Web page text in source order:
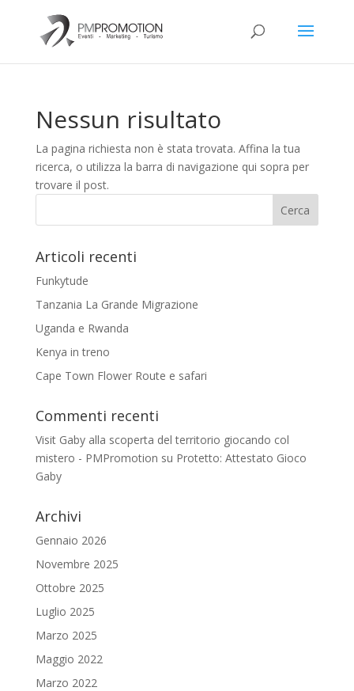
Nessun risultato
La pagina richiesta non è stata trovata. Affina la tua
ricerca, o utilizza la barra di navigazione qui sopra per
trovare il post.
Articoli recenti
Funkytude
Tanzania La Grande Migrazione
Uganda e Rwanda
Kenya in treno
Cape Town Flower Route e safari
Commenti recenti
Visit Gaby alla scoperta del territorio giocando col
mistero - PMPromotion su Protetto: Attestato Gioco
Gaby
Archivi
Gennaio 2026
Novembre 2025
Ottobre 2025
Luglio 2025
Marzo 2025
Maggio 2022
Marzo 2022